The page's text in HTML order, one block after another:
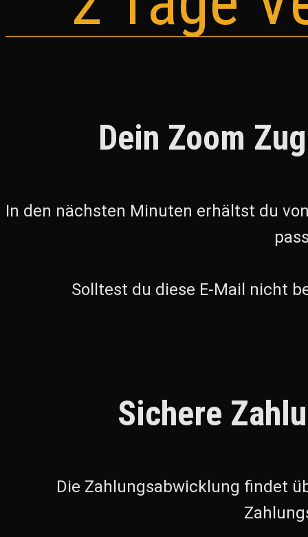
Dein Zoom
In den nächsten Minuten erhältst du
Solltest du diese E-Mail nicht
Sichere
Die Zahlungsabwicklung findet